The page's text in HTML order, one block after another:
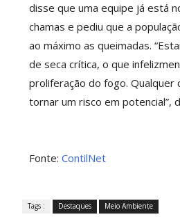
disse que uma equipe já está
chamas e pediu que a
ao máximo as queimadas.
de seca crítica, o que
proliferação do fogo. Qualquer
tornar um risco em potencial”,
Fonte: ContilNet
Tags : Destaques Meio Ambiente